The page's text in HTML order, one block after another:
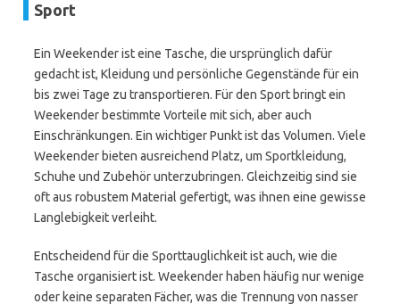
Sport
Ein Weekender ist eine Tasche, die ursprünglich dafür
gedacht ist, Kleidung und persönliche Gegenstände für ein
bis zwei Tage zu transportieren. Für den Sport bringt ein
Weekender bestimmte Vorteile mit sich, aber auch
Einschränkungen. Ein wichtiger Punkt ist das Volumen. Viele
Weekender bieten ausreichend Platz, um Sportkleidung,
Schuhe und Zubehör unterzubringen. Gleichzeitig sind sie
oft aus robustem Material gefertigt, was ihnen eine gewisse
Langlebigkeit verleiht.
Entscheidend für die Sporttauglichkeit ist auch, wie die
Tasche organisiert ist. Weekender haben häufig nur wenige
oder keine separaten Fächer, was die Trennung von nasser